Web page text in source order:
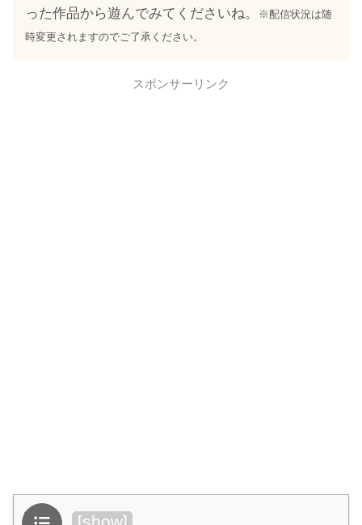
った作品から遊んでみてくださいね。
※配信状況は随
時変更されますのでご了承ください。
スポンサーリンク
目次